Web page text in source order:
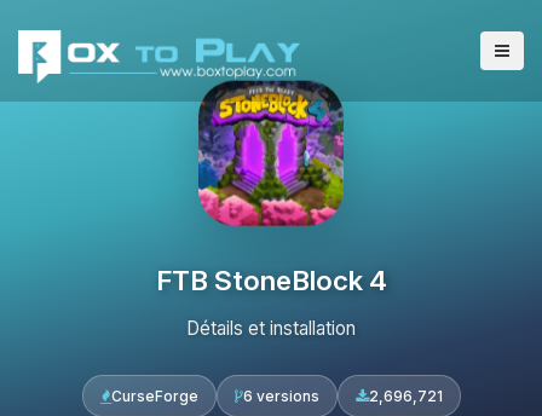
FTB StoneBlock 4
Détails et installation
CurseForge 6 versions 2,696,721